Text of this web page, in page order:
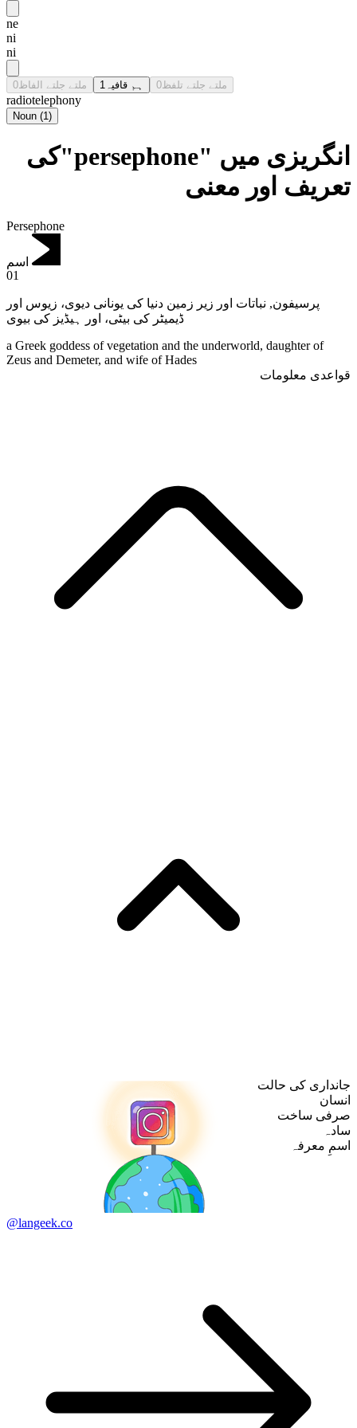
ne
ni
ni
ملتے جلتے الفاظ 0 ہم قافیہ 1 ملتے جلتے تلفظ 0
radiotelephony
Noun (1)
انگریزی میں "persephone"کی
تعریف اور معنی
Persephone
اسم
01
پرسیفون, نباتات اور زیر زمین دنیا کی یونانی دیوی، زیوس اور
ڈیمیٹر کی بیٹی، اور ہیڈیز کی بیوی
a Greek goddess of vegetation and the underworld, daughter of
Zeus and Demeter, and wife of Hades
قواعدی معلومات
جانداری کی حالت
انسان
صرفی ساخت
سادہ
اسمِ معرفہ
@langeek.co